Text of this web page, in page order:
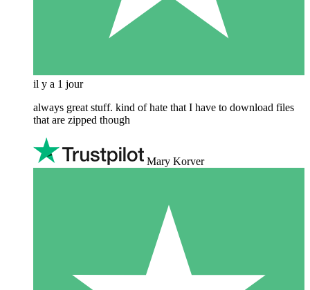
il y a 1 jour
always great stuff. kind of hate that I have to download files
that are zipped though
Mary Korver